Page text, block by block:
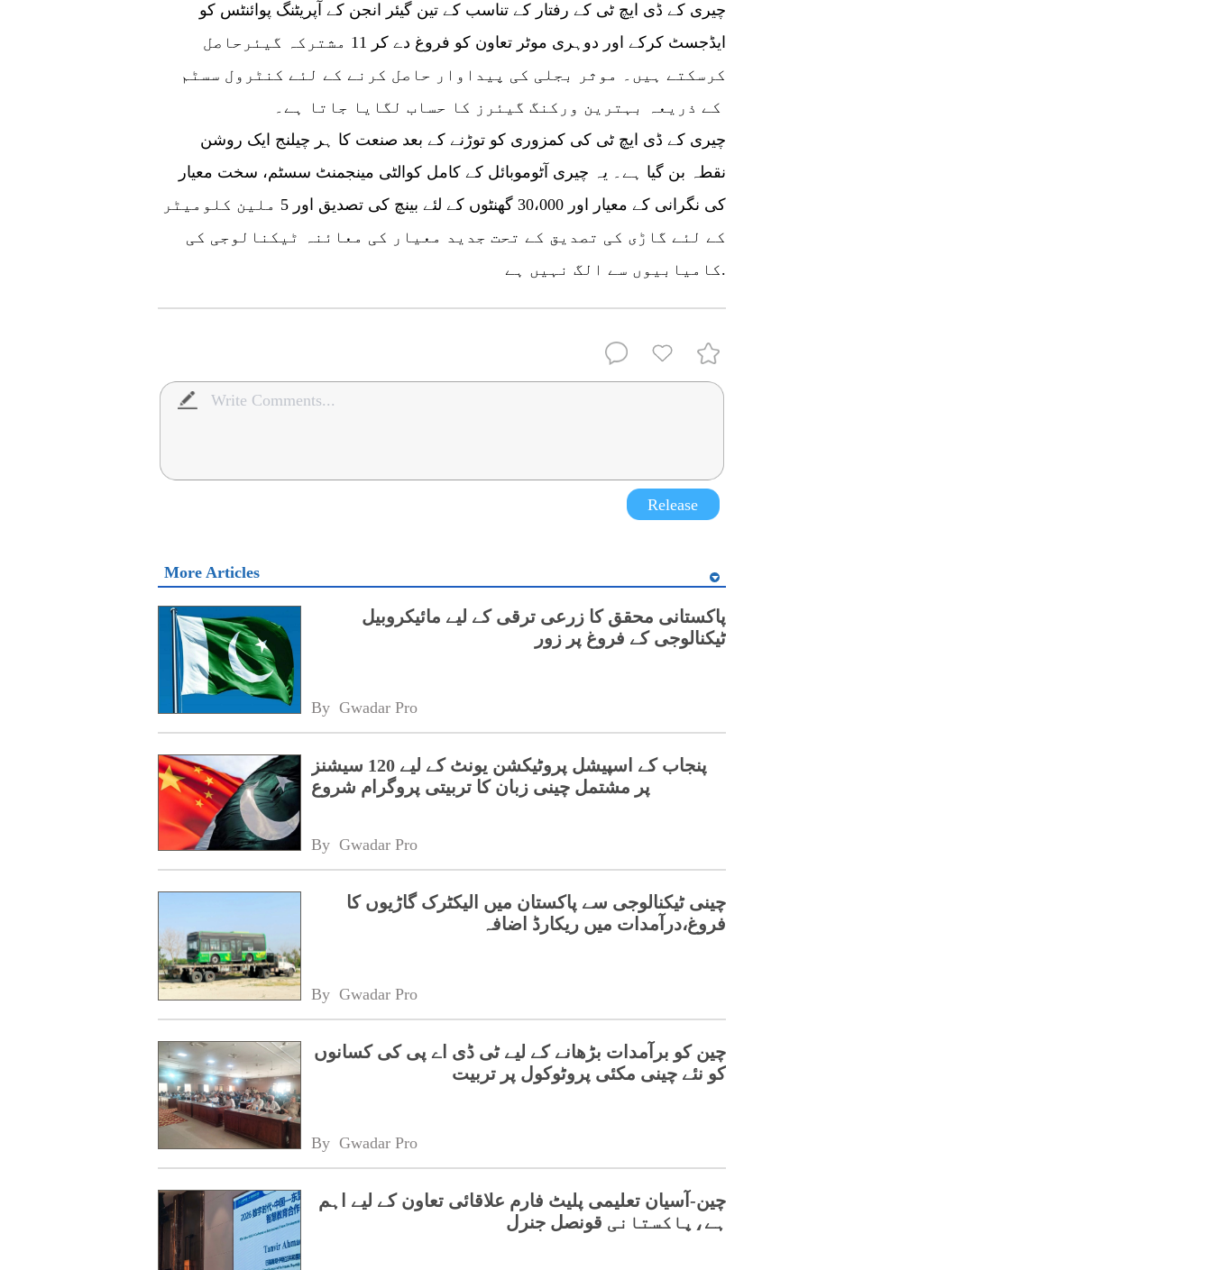
چیری کے ڈی ایچ ٹی کے رفتار کے تناسب کے تین گیئر انجن کے آپریٹنگ پوائنٹس کو
ایڈجسٹ کرکے اور دوہری موٹر تعاون کو فروغ دے کر 11 مشترکہ گیئرحاصل
کرسکتے ہیں۔ موثر بجلی کی پیداوار حاصل کرنے کے لئے کنٹرول سسٹم
نقطہ بن گیا ہے۔ یہ چیری آٹوموبائل کے کامل کوالٹی مینجمنٹ سسٹم، سخت معیار
کی نگرانی کے معیار اور 30،000 گھنٹوں کے لئے بینچ کی تصدیق اور 5 ملین کلومیٹر
کے لئے گاڑی کی تصدیق کے تحت جدید معیار کی معائنہ ٹیکنالوجی کی
کامیابیوں سے الگ نہیں ہے.
Release
More Articles
پاکستانی محقق کا زرعی ترقی کے لیے مائیکروبیل
ٹیکنالوجی کے فروغ پر زور
By Gwadar Pro
پنجاب کے اسپیشل پروٹیکشن یونٹ کے لیے 120 سیشنز
پر مشتمل چینی زبان کا تربیتی پروگرام شروع
By Gwadar Pro
چینی ٹیکنالوجی سے پاکستان میں الیکٹرک گاڑیوں کا
فروغ،درآمدات میں ریکارڈ اضافہ
By Gwadar Pro
چین کو برآمدات بڑھانے کے لیے ٹی ڈی اے پی کی کسانوں
کو نئے چینی مکئی پروٹوکول پر تربیت
By Gwadar Pro
چین-آسیان تعلیمی پلیٹ فارم علاقائی تعاون کے لیے اہم
ہے،پاکستانی قونصل جنرل